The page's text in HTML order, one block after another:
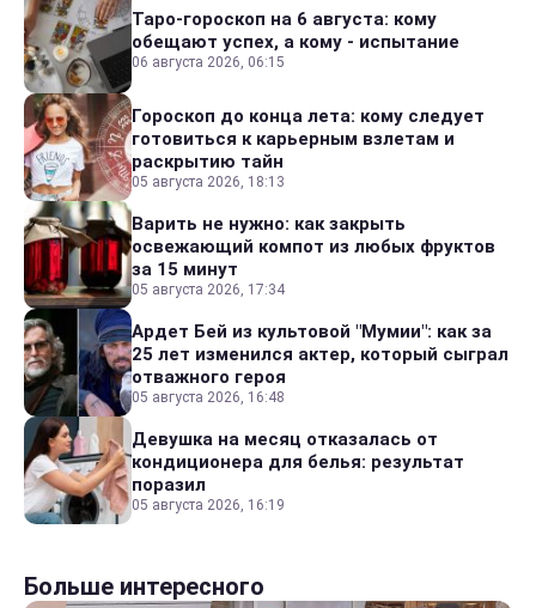
Таро-гороскоп на 6 августа: кому
обещают успех, а кому - испытание
06 августа 2026, 06:15
Гороскоп до конца лета: кому следует
готовиться к карьерным взлетам и
раскрытию тайн
05 августа 2026, 18:13
Варить не нужно: как закрыть
освежающий компот из любых фруктов
за 15 минут
05 августа 2026, 17:34
Ардет Бей из культовой "Мумии": как за
25 лет изменился актер, который сыграл
отважного героя
05 августа 2026, 16:48
Девушка на месяц отказалась от
кондиционера для белья: результат
поразил
05 августа 2026, 16:19
Больше интересного